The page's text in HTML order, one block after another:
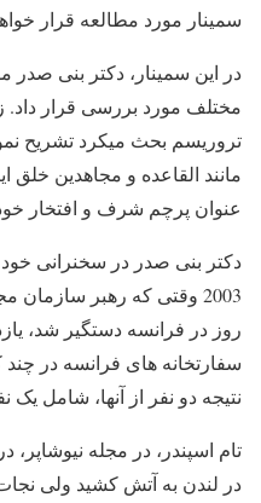
سمینار مورد مطالعه قرار
در این سمینار، دکتر بنی
مختلف مورد بررسی قرار
تروریسم بحث میکرد تشریح
مانند القاعده و مجاهدین
عنوان پرچم شرف و افتخار
دکتر بنی صدر در سخنرانی
2003 وقتی که رهبر
روز در فرانسه دستگیر شد،
سفارتخانه های فرانسه در
نتیجه دو نفر از آنها، شامل
تام اسپندر، در مجله